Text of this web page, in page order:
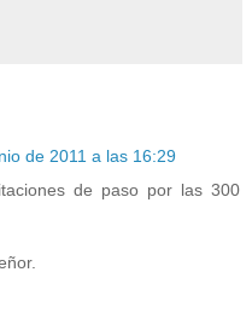
de 2011 a las 16:29
de paso por las 300